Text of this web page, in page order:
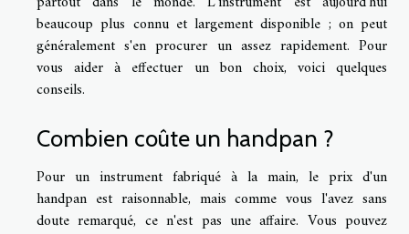
beaucoup plus connu et largement disponible ; on peut
généralement s'en procurer un assez rapidement. Pour
vous aider à effectuer un bon choix, voici quelques
conseils.
Combien coûte un handpan ?
Pour un instrument fabriqué à la main, le prix d'un
handpan est raisonnable, mais comme vous l'avez sans
doute remarqué, ce n'est pas une affaire. Vous pouvez